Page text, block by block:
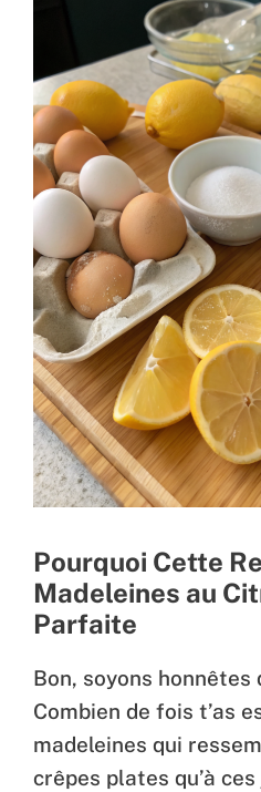
Pourquoi Cette
Madeleines au
Parfaite
Bon, soyons honnêtes
Combien de fois t’as
madeleines qui
crêpes plates qu’à